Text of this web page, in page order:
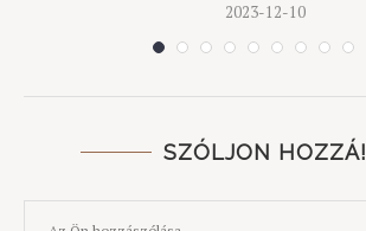
2023-12-10
SZÓLJON HOZZÁ!